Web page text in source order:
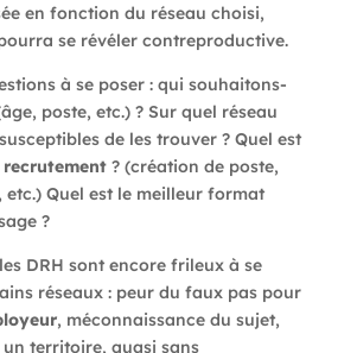
en fonction du réseau choisi,
se révéler contreproductive.
à se poser : qui souhaitons-
poste, etc.) ? Sur quel réseau
de les trouver ? Quel est
recrutement? (création de poste,
etc.) Quel est le meilleur format
?
DRH sont encore frileux à se
réseaux : peur du faux pas pour
, méconnaissance du sujet,
un territoire, quasi sans